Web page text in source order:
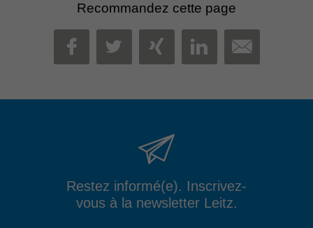
Recommandez cette page
FACEBOOK
TWITTER
XINGLINKEDIN
MAIL
Restez informé(e). Inscrivez-
vous à la newsletter Leitz.